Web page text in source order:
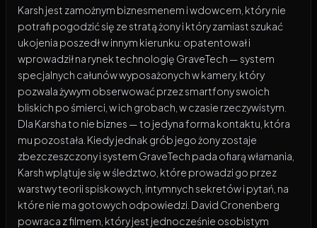
Karsh jest zamożnym biznesmenem i wdowcem, który nie
potrafi pogodzić się ze stratą żony i który zamiast szukać
ukojenia poszedł w innym kierunku: opatentował i
wprowadził na rynek technologię GraveTech — system
specjalnych całunów wyposażonych w kamery, który
pozwala żywym obserwować przez smartfony swoich
bliskich po śmierci, w ich grobach, w czasie rzeczywistym.
Dla Karsha to nie biznes — to jedyna forma kontaktu, która
mu pozostała. Kiedy jednak grób jego żony zostaje
zbezczeszczony i system GraveTech pada ofiarą włamania,
Karsh wplątuje się w śledztwo, które prowadzi go przez
warstwy teorii spiskowych, intymnych sekretów i pytań, na
które nie ma gotowych odpowiedzi. David Cronenberg
powraca z filmem, który jest jednocześnie osobistym